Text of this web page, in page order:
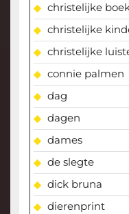
christelijke
christelijke
christelijke
connie palmen
dag
dagen
dames
de slegte
dick bruna
dierenprint